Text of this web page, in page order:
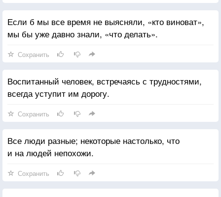
Если б мы все время не выясняли, «кто виноват»,
мы бы уже давно знали, «что делать».
Сохранить
Воспитанный человек, встречаясь с трудностями,
всегда уступит им дорогу.
Сохранить
Все люди разные; некоторые настолько, что
и на людей непохожи.
Сохранить